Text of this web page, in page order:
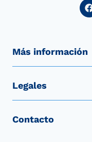
Más información
Legales
Contacto